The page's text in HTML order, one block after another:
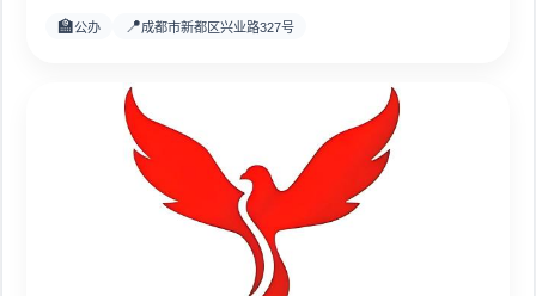
🏫公办 📍成都市新都区兴业路327号